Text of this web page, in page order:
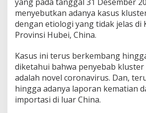
a
n
V
u
s
o
r
menyebutkan adanya kasus
dengan etiologi yang tidak jelas di
Provinsi Hubei, China.
Kasus ini terus berkembang
diketahui bahwa penyebab
adalah novel coronavirus. Dan,
hingga adanya laporan kematian
importasi di luar China.